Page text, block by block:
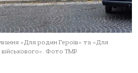
«Для родин Героїв» та «Для
військового». Фото ТМР